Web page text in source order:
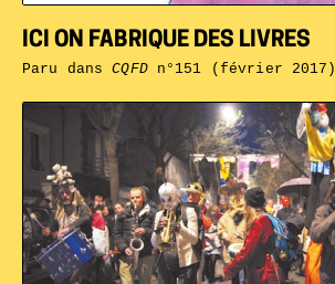
ICI ON FABRIQUE DES LIVRES
Paru dansCQFDn°151 (février 2017)